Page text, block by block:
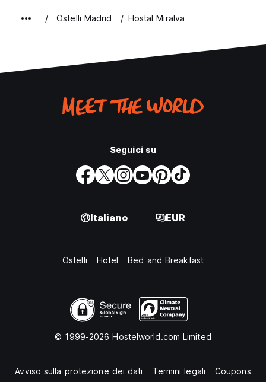
Ostelli Madrid Hostal Miralva
Seguici su
Italiano EUR
Ostelli Hotel Bed and Breakfast
© 1999-2026 Hostelworld.com Limited
Avviso sulla protezione dei dati Termini legali Coupons